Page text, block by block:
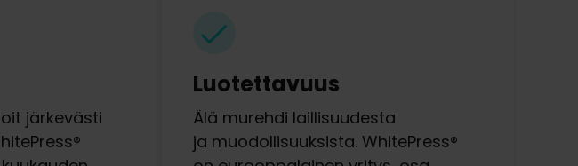
järkevästi
Luotettavuus
Älä murehdi laillisuudesta
ja muodollisuuksista. WhitePress®